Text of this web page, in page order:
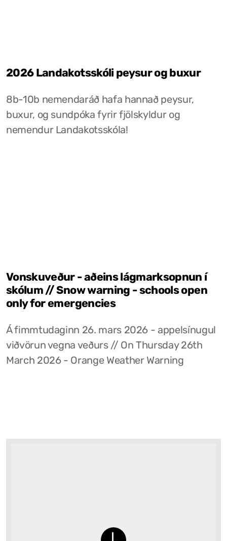
2026 Landakotsskóli peysur og buxur
8b-10b nemendaráð hafa hannað peysur,
buxur, og sundpóka fyrir fjölskyldur og
nemendur Landakotsskóla!
Vonskuveður - aðeins lágmarksopnun í
skólum // Snow warning - schools open
only for emergencies
Á fimmtudaginn 26. mars 2026 - appelsínugul
viðvörun vegna veðurs // On Thursday 26th
March 2026 - Orange Weather Warning